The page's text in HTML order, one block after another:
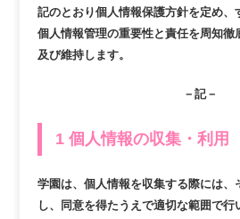
記のとおり個人情報保護方針を定め、
個人情報管理の重要性と責任を周知徹
及び維持します。
－記－
1 個人情報の収集・利用
学園は、個人情報を収集する際には、
し、同意を得たうえで適切な範囲で行